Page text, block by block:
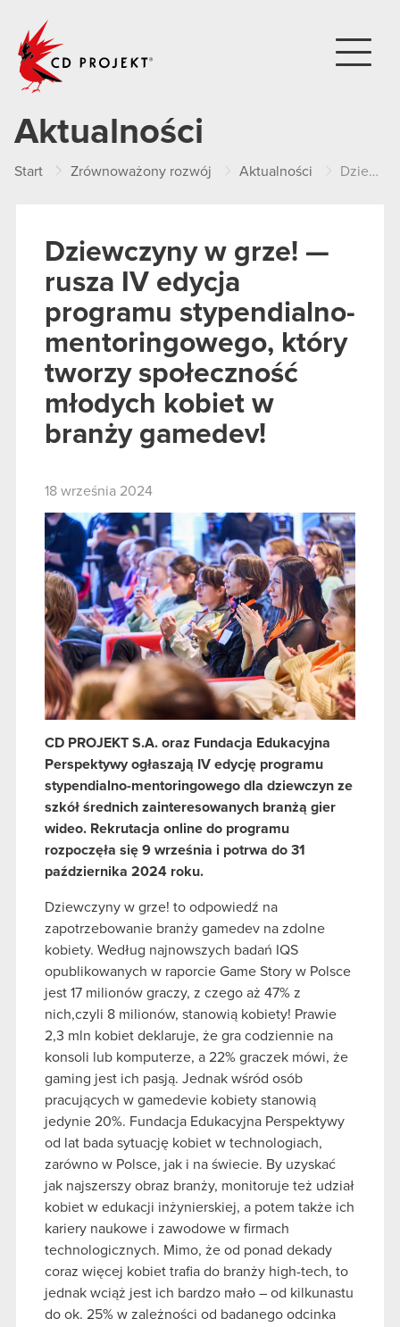
Aktualności
Start Zrównoważony rozwój Aktualności Dziewczyny w grze! — rusza IV edycja programu stypendialno-mentoringowego, który tworzy społeczność młodych kobiet w branży gamedev!
Dziewczyny w grze! —
rusza IV edycja
programu stypendialno-
mentoringowego, który
tworzy społeczność
młodych kobiet w
branży gamedev!
18 września 2024
CD PROJEKT S.A. oraz Fundacja Edukacyjna
Perspektywy ogłaszają IV edycję programu
stypendialno-mentoringowego dla dziewczyn ze
szkół średnich zainteresowanych branżą gier
wideo. Rekrutacja online do programu
rozpoczęła się 9 września i potrwa do 31
października 2024 roku.
Dziewczyny w grze! to odpowiedź na
zapotrzebowanie branży gamedev na zdolne
kobiety. Według najnowszych badań IQS
opublikowanych w raporcie Game Story w Polsce
jest 17 milionów graczy, z czego aż 47% z
nich,czyli 8 milionów, stanowią kobiety! Prawie
2,3 mln kobiet deklaruje, że gra codziennie na
konsoli lub komputerze, a 22% graczek mówi, że
gaming jest ich pasją. Jednak wśród osób
pracujących w gamedevie kobiety stanowią
jedynie 20%. Fundacja Edukacyjna Perspektywy
od lat bada sytuację kobiet w technologiach,
zarówno w Polsce, jak i na świecie. By uzyskać
jak najszerszy obraz branży, monitoruje też udział
kobiet w edukacji inżynierskiej, a potem także ich
kariery naukowe i zawodowe w firmach
technologicznych. Mimo, że od ponad dekady
coraz więcej kobiet trafia do branży high-tech, to
jednak wciąż jest ich bardzo mało – od kilkunastu
do ok. 25% w zależności od badanego odcinka